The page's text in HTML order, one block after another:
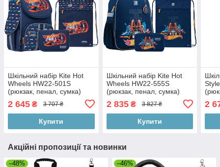
Шкільний набір Kite Hot
Wheels HW22-501S
(рюкзак, пенал, сумка)
2 645 ₴ 3 707 ₴
Купити
Шкільний набір Kite Hot
Wheels HW22-555S
(рюкзак, пенал, сумка)
2 835₴ 3 827 ₴
Купити
2
Акційні пропозиції та новинки
–48% –46%